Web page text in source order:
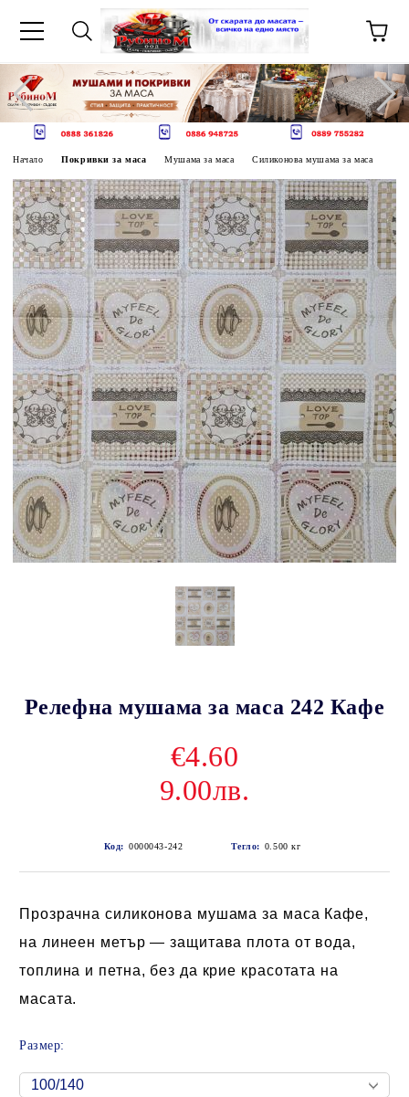
Начало Покривки за маса Мушама за маса Силиконова мушама за маса
Релефна мушама за маса 242 Кафе
€4.60
9.00лв.
Код: 0000043-242 Тегло: 0.500 кг
Прозрачна силиконова мушама за маса Кафе,
на линеен метър — защитава плота от вода,
топлина и петна, без да крие красотата на
масата.
Размер: